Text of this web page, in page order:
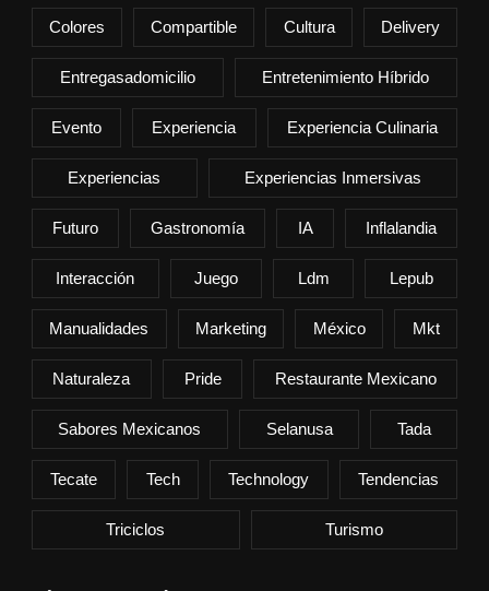
Colores Compartible Cultura Delivery
Entregasadomicilio Entretenimiento Híbrido
Evento Experiencia Experiencia Culinaria
Experiencias Experiencias Inmersivas
Futuro Gastronomía IA Inflalandia
Interacción Juego Ldm Lepub
Manualidades Marketing México Mkt
Naturaleza Pride Restaurante Mexicano
Sabores Mexicanos Selanusa Tada
Tecate Tech Technology Tendencias
Triciclos Turismo